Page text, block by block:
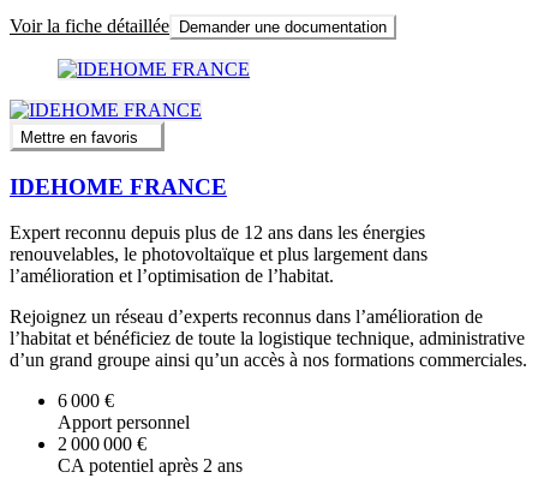
Voir la fiche détaillée Demander une documentation
Mettre en favoris
IDEHOME FRANCE
Expert reconnu depuis plus de 12 ans dans les énergies
renouvelables, le photovoltaïque et plus largement dans
l’amélioration et l’optimisation de l’habitat.
Rejoignez un réseau d’experts reconnus dans l’amélioration de
l’habitat et bénéficiez de toute la logistique technique, administrative
d’un grand groupe ainsi qu’un accès à nos formations commerciales.
6 000 €
Apport personnel
2 000 000 €
CA potentiel après 2 ans